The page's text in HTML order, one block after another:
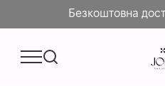
Безкоштовна